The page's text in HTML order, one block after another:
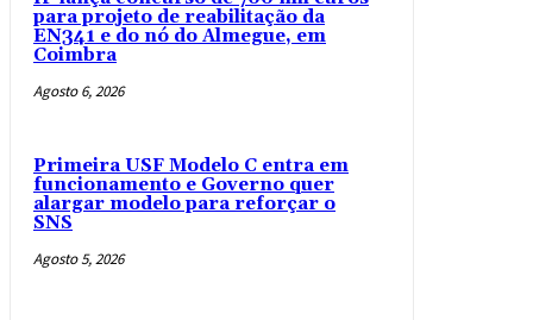
para projeto de reabilitação da
EN341 e do nó do Almegue, em
Coimbra
Agosto 6, 2026
Primeira USF Modelo C entra em
funcionamento e Governo quer
alargar modelo para reforçar o
SNS
Agosto 5, 2026